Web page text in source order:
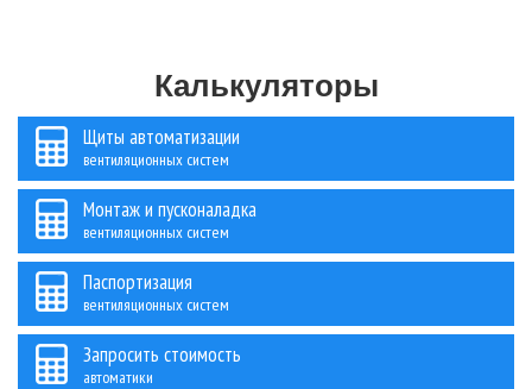
Калькуляторы
Щиты автоматизации
вентиляционных систем
Монтаж и пусконаладка
вентиляционных систем
Паспортизация
вентиляционных систем
Запросить стоимость
автоматики